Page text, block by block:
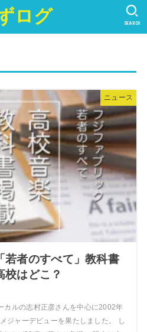
ログ SEARCH
ニュース
若者のすべて」教科書
校はどこ？
カルの志村正彦さんを中心に2002年
ジャーデビューを果たしました。 し